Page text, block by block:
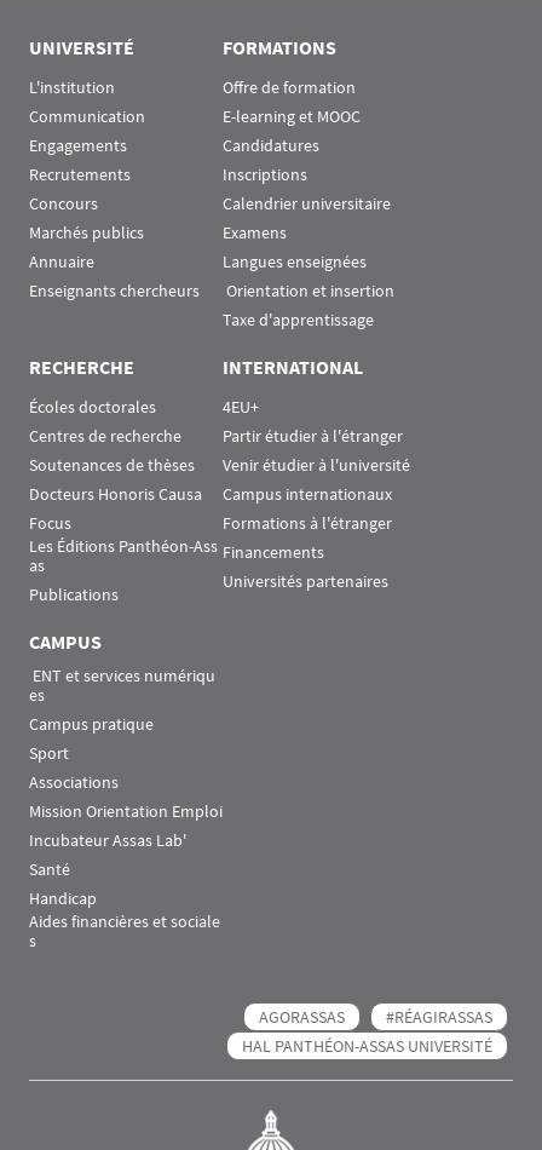
UNIVERSITÉ
L'institution
Communication
Engagements
Recrutements
Concours
Marchés publics
Annuaire
Enseignants chercheurs
FORMATIONS
Offre de formation
E-learning et MOOC
Candidatures
Inscriptions
Calendrier universitaire
Examens
Langues enseignées
Orientation et insertion
Taxe d'apprentissage
RECHERCHE
Écoles doctorales
Centres de recherche
Soutenances de thèses
Docteurs Honoris Causa
Focus
Les Éditions Panthéon-Ass
as
Publications
INTERNATIONAL
4EU+
Partir étudier à l'étranger
Venir étudier à l'université
Campus internationaux
Formations à l'étranger
Financements
Universités partenaires
CAMPUS
es
Campus pratique
Sport
Associations
Mission Orientation Emploi
Incubateur Assas Lab'
Santé
Handicap
Aides financières et sociale
s
AGORASSAS
#RÉAGIRASSAS
HAL PANTHÉON-ASSAS UNIVERSITÉ